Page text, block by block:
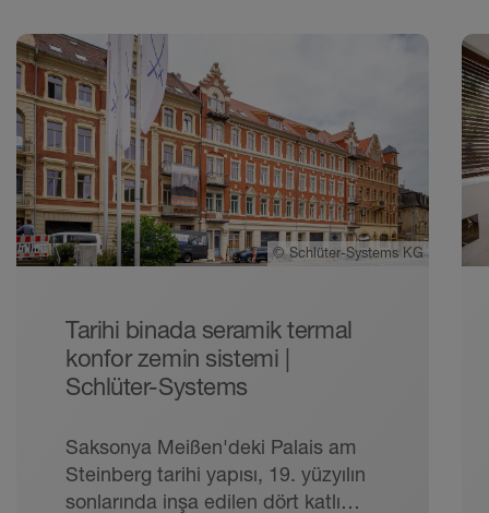
© Schlüter-Systems KG
Tarihi binada seramik termal
konfor zemin sistemi |
Schlüter-Systems
Saksonya Meißen'deki Palais am
Steinberg tarihi yapısı, 19. yüzyılın
sonlarında inşa edilen dört katlı